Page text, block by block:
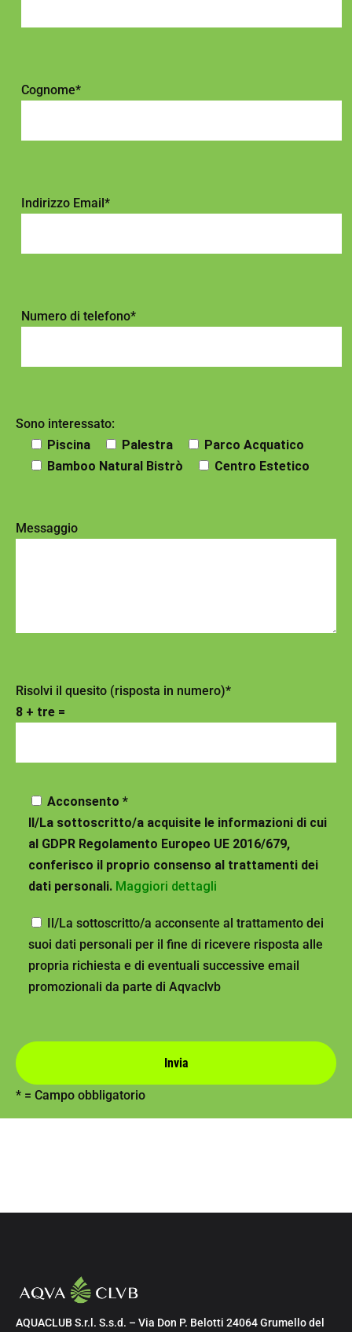
Cognome*
Indirizzo Email*
Numero di telefono*
Sono interessato:
Piscina
Palestra
Parco Acquatico
Bamboo Natural Bistrò
Centro Estetico
Messaggio
Risolvi il quesito (risposta in numero)*
8 + tre =
Acconsento *
Il/La sottoscritto/a acquisite le informazioni di cui
al GDPR Regolamento Europeo UE 2016/679,
conferisco il proprio consenso al trattamenti dei
dati personali. Maggiori dettagli
Il/La sottoscritto/a acconsente al trattamento dei
suoi dati personali per il fine di ricevere risposta alle
propria richiesta e di eventuali successive email
promozionali da parte di Aqvaclvb
* = Campo obbligatorio
AQUACLUB S.r.l. S.s.d. – Via Don P. Belotti 24064 Grumello del